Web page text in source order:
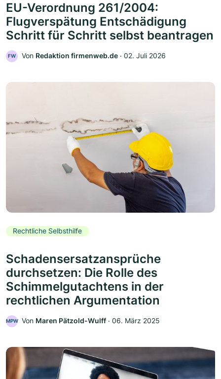
EU-Verordnung 261/2004:
Flugverspätung Entschädigung
Schritt für Schritt selbst beantragen
FW Von Redaktion firmenweb.de ‧ 02. Juli 2026
Rechtliche Selbsthilfe
Schadensersatzansprüche
durchsetzen: Die Rolle des
Schimmelgutachtens in der
rechtlichen Argumentation
MPW Von Maren Pätzold-Wulff ‧ 06. März 2025